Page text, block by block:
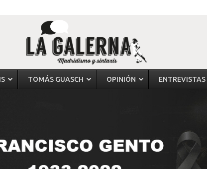
TOMÁS GUASCH OPINIÓN ENTREVISTAS